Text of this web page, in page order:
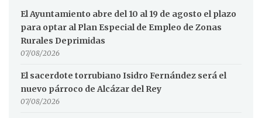
El Ayuntamiento abre del 10 al 19 de agosto el plazo
para optar al Plan Especial de Empleo de Zonas
Rurales Deprimidas
07/08/2026
El sacerdote torrubiano Isidro Fernández será el
nuevo párroco de Alcázar del Rey
07/08/2026